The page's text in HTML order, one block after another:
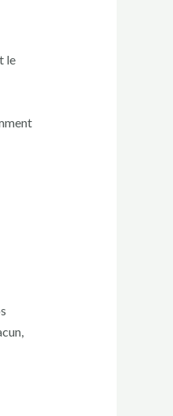
le